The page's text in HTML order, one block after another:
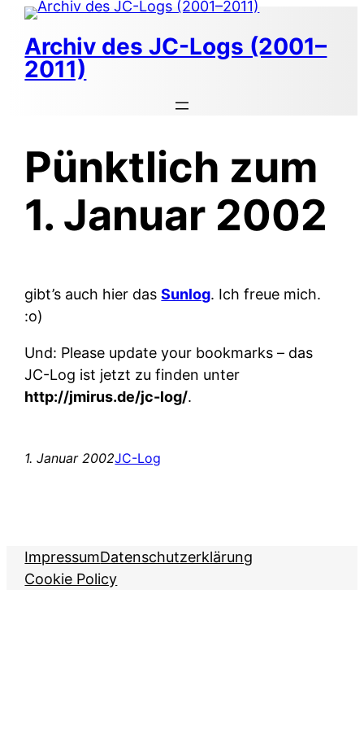
Zum
Inhalt
springen
Archiv des JC-Logs (2001–
2011)
Pünktlich zum
1. Januar 2002
gibt’s auch hier dasSunlog. Ich freue mich.
:o)
Und: Please update your bookmarks – das
JC-Log ist jetzt zu finden unter
http://jmirus.de/jc-log/.
1. Januar 2002JC-Log
ImpressumDatenschutzerklärung
Cookie Policy